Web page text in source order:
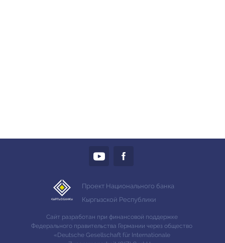
Проект Национального банка
Кыргызской Республики
Сайт разработан при финансовой поддержке
Федерального правительства Германии через общество
«Deutsche Gesellschaft für Internationale